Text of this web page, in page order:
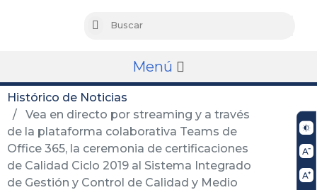
Buscar
Menú
Histórico de Noticias
Vea en directo por streaming y a través
de la plataforma colaborativa Teams de
Office 365, la ceremonia de certificaciones
de Calidad Ciclo 2019 al Sistema Integrado
de Gestión y Control de Calidad y Medio